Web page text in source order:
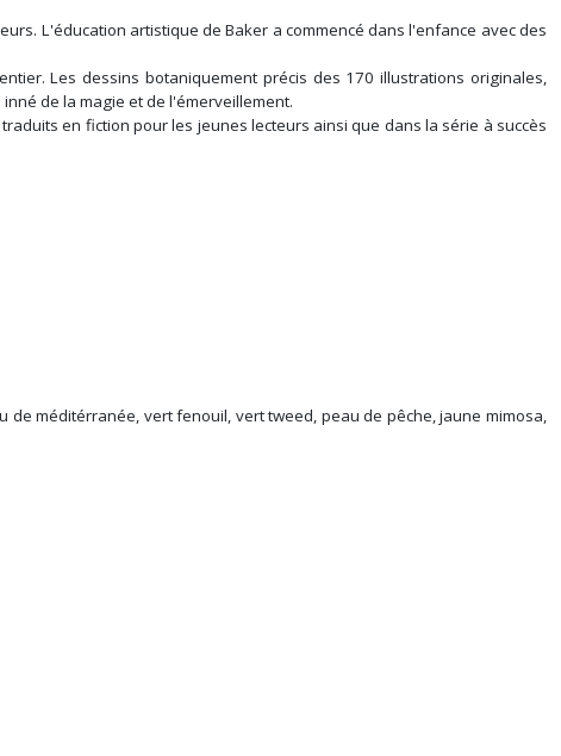
L'éducation artistique de Baker a commencé dans l'enfance avec des
Les dessins botaniquement précis des 170 illustrations originales,
de la magie et de l'émerveillement.
en fiction pour les jeunes lecteurs ainsi que dans la série à succès
méditérranée, vert fenouil, vert tweed, peau de pêche, jaune mimosa,